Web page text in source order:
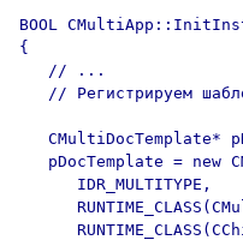
BOOL
{
   // ...
// Регистрируем
CMultiDocTemplate*
pDocTemplate = new
      IDR_MULTITYPE,